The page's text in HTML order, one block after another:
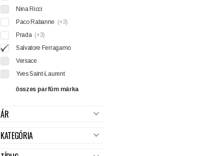
Nina Ricci
Paco Rabanne (+3)
Prada (+3)
Salvatore Ferragamo
Versace
Yves Saint-Laurent
összes parfüm márka
ÁR
KATEGÓRIA